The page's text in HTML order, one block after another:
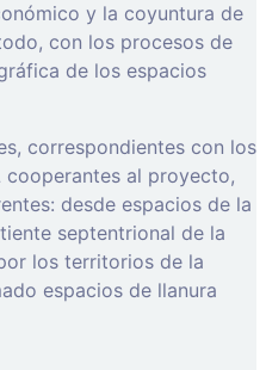
y la coyuntura de
con los procesos de
de los espacios
correspondientes con los
cooperantes al proyecto,
desde espacios de la
septentrional de la
los territorios de la
espacios de llanura